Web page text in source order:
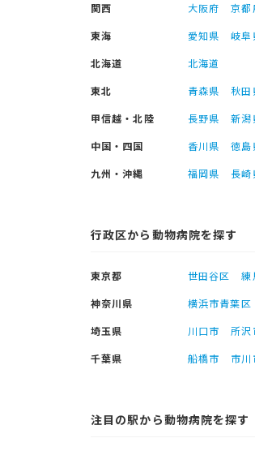
関西
大阪府 京都
東海
愛知県 岐阜
北海道
北海道
東北
青森県 秋田
甲信越・北陸
長野県 新潟
中国・四国
香川県 徳島
九州・沖縄
福岡県 長崎
行政区から動物病院を探す
東京都 世田谷区 練
神奈川県
横浜市青葉区
埼玉県
川口市 所沢
千葉県
船橋市 市川
注目の駅から動物病院を探す